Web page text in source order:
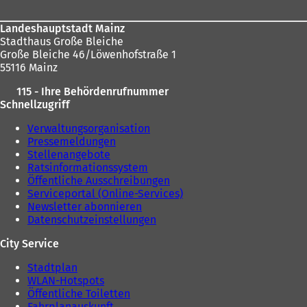
Landeshauptstadt Mainz
Stadthaus Große Bleiche
Große Bleiche 46/Löwenhofstraße 1
55116 Mainz
115 - Ihre Behördenrufnummer
Schnellzugriff
Verwaltungsorganisation
Pressemeldungen
Stellenangebote
Ratsinformationssystem
Öffentliche Ausschreibungen
Serviceportal (Online-Services)
Newsletter abonnieren
Datenschutzeinstellungen
City Service
Stadtplan
WLAN-Hotspots
Öffentliche Toiletten